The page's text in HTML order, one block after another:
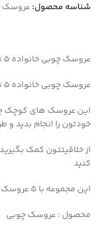
شناسه محصول:عروسک چوبی
عروسک چوبی خانواده ۵ نفره و درخت کاج
عروسک چوبی خانواده ۵ نفره و درخت کاج طرح 1002
این عروسک های کوچک
خودتون را انجام بدید و
از خلاقیتتون کمک
کنید
این مجموعه با ۵ عروسک و یک درخت عرضه می شود.
محصول : عروسک چوبی